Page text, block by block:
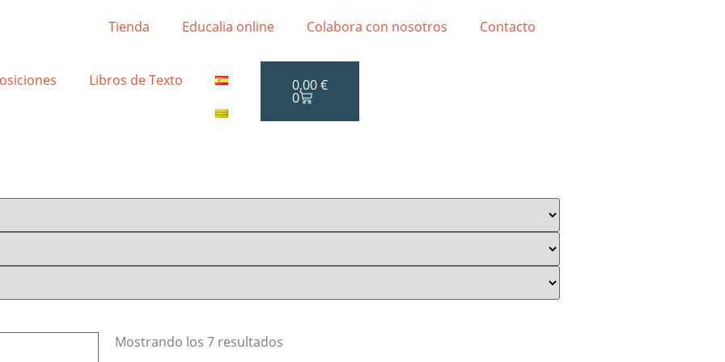
Tienda Educalia online Colabora con nosotros Contacto
Libros de Texto 0,00€
0
Mostrando los 7 resultados